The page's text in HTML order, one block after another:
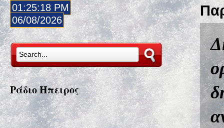
01:25:19 PM
06/08/2026
Ράδιο Ήπειρος